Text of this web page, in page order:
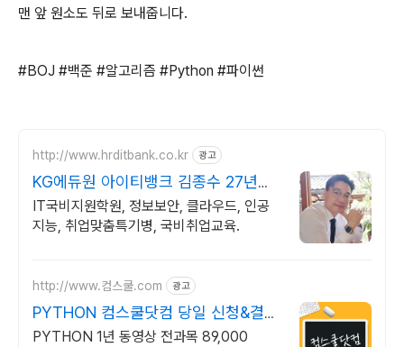
맨 앞 원소도 뒤로 보내줍니다.
#BOJ #백준 #알고리즘 #Python #파이썬
http://www.hrditbank.co.kr 광고
KG에듀원 아이티뱅크 김종수 27년경
력전문가 IT취업상담
IT국비지원학원, 정보보안, 클라우드, 인공
지능, 취업맞춤특기병, 국비취업교육.
http://www.컴스쿨.com 광고
PYTHON 컴스쿨닷컴 당일 신청&결제
시 기프티콘!
PYTHON 1년 동영상 전과목 89,000